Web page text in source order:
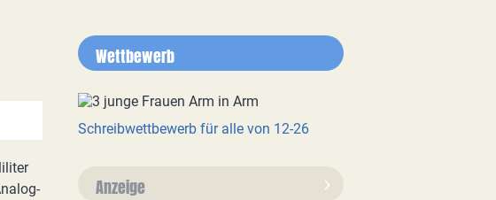
Wettbewerb
Schreibwettbewerb für alle von 12-26
Anzeige